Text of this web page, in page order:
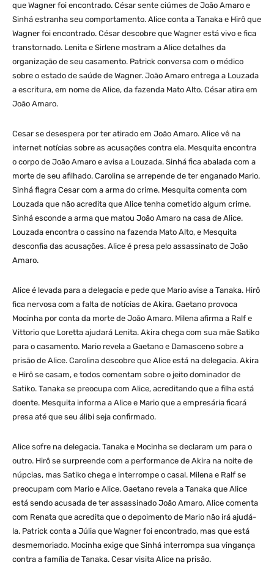
que Wagner foi encontrado. César sente ciúmes de João Amaro e
Sinhá estranha seu comportamento. Alice conta a Tanaka e Hirô que
Wagner foi encontrado. César descobre que Wagner está vivo e fica
transtornado. Lenita e Sirlene mostram a Alice detalhes da
organização de seu casamento. Patrick conversa com o médico
sobre o estado de saúde de Wagner. João Amaro entrega a Louzada
a escritura, em nome de Alice, da fazenda Mato Alto. César atira em
João Amaro.
Cesar se desespera por ter atirado em João Amaro. Alice vê na
internet notícias sobre as acusações contra ela. Mesquita encontra
o corpo de João Amaro e avisa a Louzada. Sinhá fica abalada com a
morte de seu afilhado. Carolina se arrepende de ter enganado Mario.
Sinhá flagra Cesar com a arma do crime. Mesquita comenta com
Louzada que não acredita que Alice tenha cometido algum crime.
Sinhá esconde a arma que matou João Amaro na casa de Alice.
Louzada encontra o cassino na fazenda Mato Alto, e Mesquita
desconfia das acusações. Alice é presa pelo assassinato de João
Amaro.
Alice é levada para a delegacia e pede que Mario avise a Tanaka. Hirô
fica nervosa com a falta de notícias de Akira. Gaetano provoca
Mocinha por conta da morte de João Amaro. Milena afirma a Ralf e
Vittorio que Loretta ajudará Lenita. Akira chega com sua mãe Satiko
para o casamento. Mario revela a Gaetano e Damasceno sobre a
prisão de Alice. Carolina descobre que Alice está na delegacia. Akira
e Hirô se casam, e todos comentam sobre o jeito dominador de
Satiko. Tanaka se preocupa com Alice, acreditando que a filha está
doente. Mesquita informa a Alice e Mario que a empresária ficará
presa até que seu álibi seja confirmado.
Alice sofre na delegacia. Tanaka e Mocinha se declaram um para o
outro. Hirô se surpreende com a performance de Akira na noite de
núpcias, mas Satiko chega e interrompe o casal. Milena e Ralf se
preocupam com Mario e Alice. Gaetano revela a Tanaka que Alice
está sendo acusada de ter assassinado João Amaro. Alice comenta
com Renata que acredita que o depoimento de Mario não irá ajudá-
la. Patrick conta a Júlia que Wagner foi encontrado, mas que está
desmemoriado. Mocinha exige que Sinhá interrompa sua vingança
contra a família de Tanaka. Cesar visita Alice na prisão.